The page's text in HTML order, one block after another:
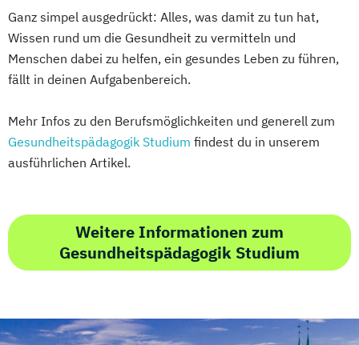
Ganz simpel ausgedrückt: Alles, was damit zu tun hat,
Wissen rund um die Gesundheit zu vermitteln und
Menschen dabei zu helfen, ein gesundes Leben zu führen,
fällt in deinen Aufgabenbereich.
Mehr Infos zu den Berufsmöglichkeiten und generell zum
Gesundheitspädagogik Studium findest du in unserem
ausführlichen Artikel.
Weitere Informationen zum
Gesundheitspädagogik Studium